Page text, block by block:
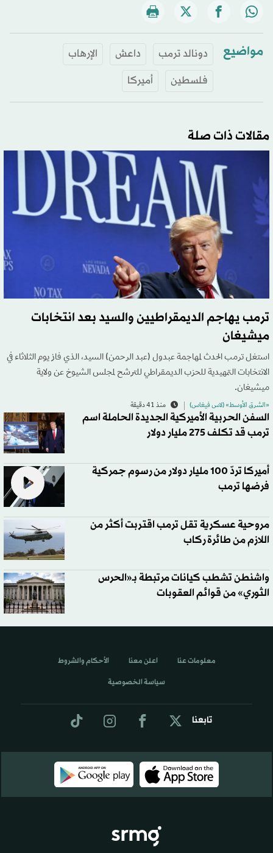
مواضيع دونالد ترمب داعش
الإرهاب
فلسطين
أميركا
مقالات ذات صلة
ترمب يهاجم الديمقراطيين والسيد بعد انتخابات
ميشيغان
استغل ترمب الحدث لمهاجمة عبدول (عبد الرحمن) السيد، الذي فاز يوم الثلاثاء في
الانتخابات التمهيدية للحزب الديمقراطي للترشح لمجلس الشيوخ عن ولاية
ميشيغان.
«الشرق الأوسط» (لاس فيغاس) منذ 41 دقيقة
السفن الحربية الأميركية الجديدة الحاملة اسم
ترمب قد تكلف 275 مليار دولار
أميركا تردّ 100 مليار دولار من رسوم جمركية
فرضها ترمب
مروحية عسكرية تقل ترمب اقتربت أكثر من
اللازم من طائرة ركاب
واشنطن تشطب كيانات مرتبطة بـ«الحرس
الثوري» من قوائم العقوبات
تابعنا
معلومات عنا اعلن معنا الأحكام والشروط
سياسة الخصوصية